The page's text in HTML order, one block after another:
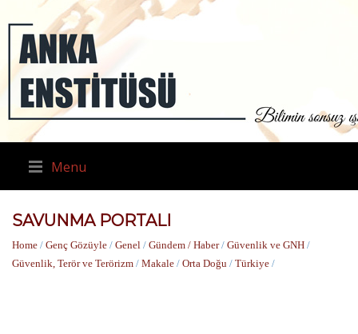
Menu
SAVUNMA PORTALI
Home / Genç Gözüyle / Genel / Gündem / Haber/ Güvenlik ve GNH /
Güvenlik, Terör ve Terörizm / Makale / Orta Doğu / Türkiye /